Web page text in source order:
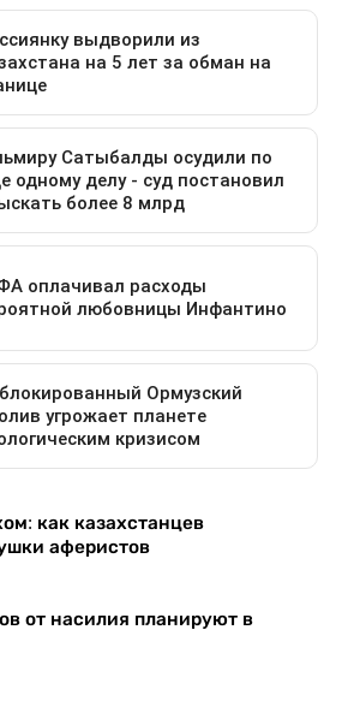
как казахстанцев
аферистов
от насилия планируют в